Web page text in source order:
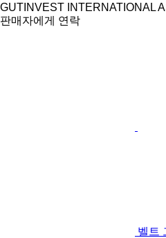
GUTINVEST INTERNATIONAL
판매자에게 연락
벨트